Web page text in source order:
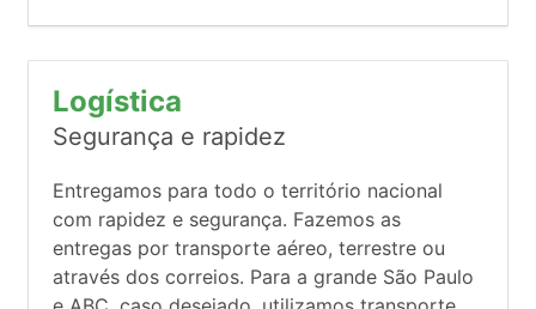
Logística
Segurança e rapidez
Entregamos para todo o território nacional
com rapidez e segurança. Fazemos as
entregas por transporte aéreo, terrestre ou
através dos correios. Para a grande São Paulo